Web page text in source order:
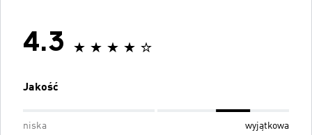
4.3
Jakość
niska wyjątkowa